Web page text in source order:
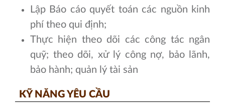
Lập Báo cáo quyết toán các nguồn kinh
phí theo qui định;
Thực hiện theo dõi các công tác ngân
quỹ; theo dõi, xử lý công nợ, bảo lãnh,
bảo hành; quản lý tài sản
KỸ NĂNG YÊU CẦU